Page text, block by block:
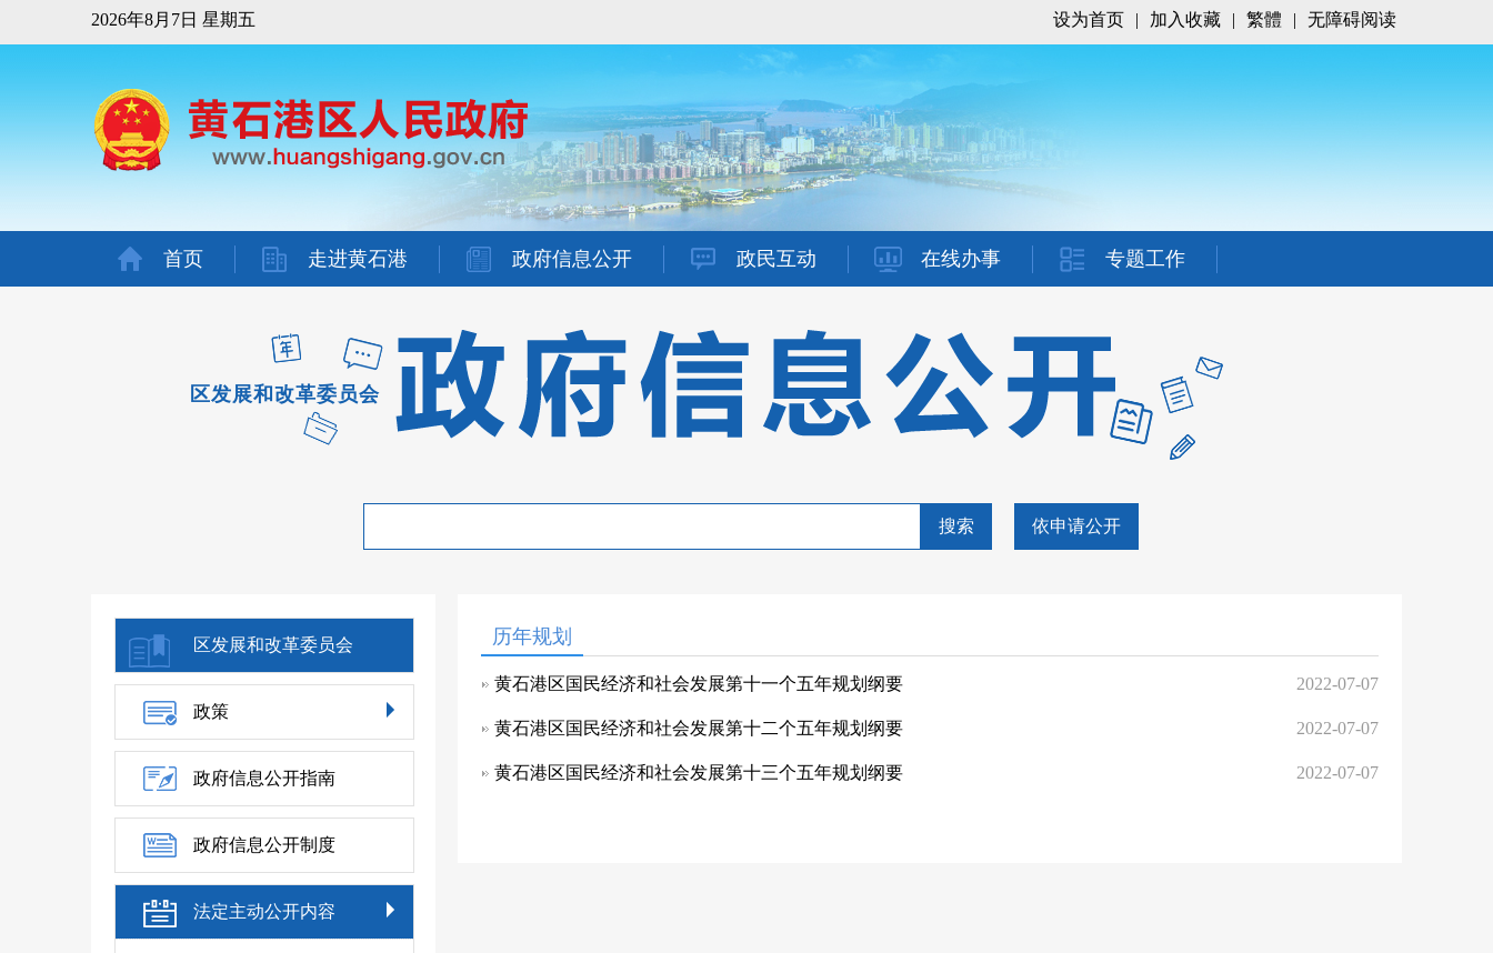
2026年8月7日 星期五 设为首页 | 加入收藏 | 繁體 | 无障碍阅读
首页 走进黄石港 政府信息公开 政民互动 在线办事 专题工作
区发展和改革委员会
搜索 依申请公开
区发展和改革委员会
政策
政府信息公开指南
政府信息公开制度
法定主动公开内容
历年规划
黄石港区国民经济和社会发展第十一个五年规划纲要 2022-07-07
黄石港区国民经济和社会发展第十二个五年规划纲要 2022-07-07
黄石港区国民经济和社会发展第十三个五年规划纲要 2022-07-07